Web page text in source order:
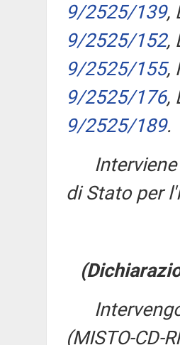
9/2525/139,
9/2525/152,
9/2525/155,
9/2525/176,
9/2525/189.
di Stato per
(MISTO-CD-